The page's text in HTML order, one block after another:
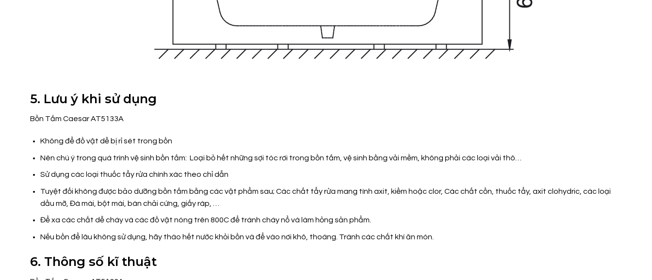
5. Lưu ý khi sử dụng
Bồn Tắm Caesar AT5133A
Không để đồ vật dễ bị rỉ sét trong bồn
Nên chú ý trong quá trình vệ sinh bồn tắm: Loại bỏ hết những sợi tóc rơi trong bồn tắm, vệ sinh bằng vải mềm, không phải các loại vải thô…
Sử dụng các loại thuốc tẩy rửa chính xác theo chỉ dẫn
Tuyệt đối không được bảo dưỡng bồn tắm bằng các vật phẩm sau; Các chất tẩy rửa mang tính axit, kiềm hoặc clor, Các chất cồn, thuốc tẩy, axit clohydric, các loại
dầu mỡ, Đá mài, bột mài, bàn chải cứng, giấy ráp, …
Để xa các chất dễ cháy và các đồ vật nóng trên 800C để tránh cháy nổ và làm hỏng sản phẩm.
Nếu bồn để lâu không sử dụng, hãy tháo hết nước khỏi bồn và để vào nơi khô, thoáng. Tránh các chất khí ăn mòn.
6. Thông số kĩ thuật